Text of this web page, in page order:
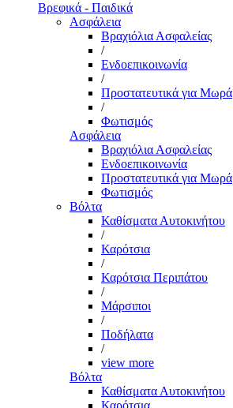
Βρεφικά - Παιδικά
Ασφάλεια
Βραχιόλια Ασφαλείας
/
Ενδοεπικοινωνία
/
Προστατευτικά για Μωρά
/
Φωτισμός
Ασφάλεια
Βραχιόλια Ασφαλείας
Ενδοεπικοινωνία
Προστατευτικά για Μωρά
Φωτισμός
Βόλτα
Καθίσματα Αυτοκινήτου
/
Καρότσια
/
Καρότσια Περιπάτου
/
Μάρσιποι
/
Ποδήλατα
/
view more
Βόλτα
Καθίσματα Αυτοκινήτου
Καρότσια